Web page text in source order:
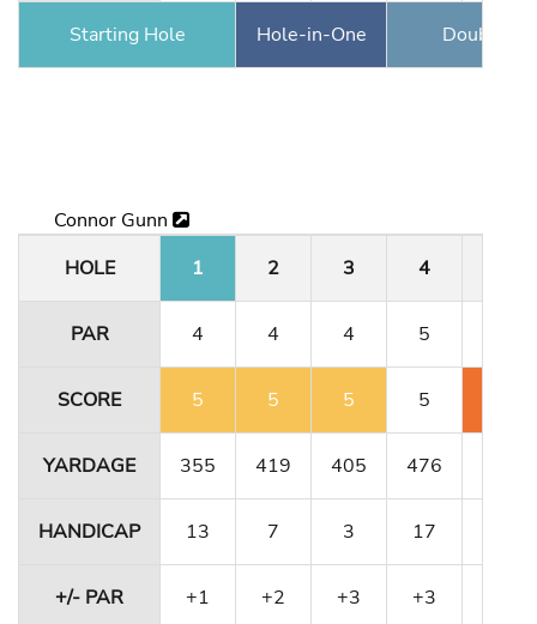
Starting Hole Hole-in-One Double
Connor Gunn
HOLE
1 2 3 4
PAR 4 4 4 5
SCORE 5 5 5 5
YARDAGE 355 419 405 476
HANDICAP 13 7 3 17
+/- PAR +1 +2 +3 +3